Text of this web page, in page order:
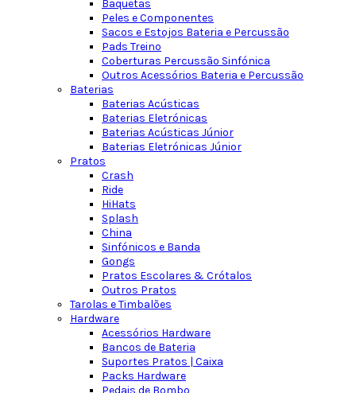
Baquetas
Peles e Componentes
Sacos e Estojos Bateria e Percussão
Pads Treino
Coberturas Percussão Sinfónica
Outros Acessórios Bateria e Percussão
Baterias
Baterias Acústicas
Baterias Eletrónicas
Baterias Acústicas Júnior
Baterias Eletrónicas Júnior
Pratos
Crash
Ride
HiHats
Splash
China
Sinfónicos e Banda
Gongs
Pratos Escolares & Crótalos
Outros Pratos
Tarolas e Timbalões
Hardware
Acessórios Hardware
Bancos de Bateria
Suportes Pratos | Caixa
Packs Hardware
Pedais de Bombo